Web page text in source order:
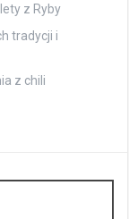
z Ryby
tradycji i
z chili